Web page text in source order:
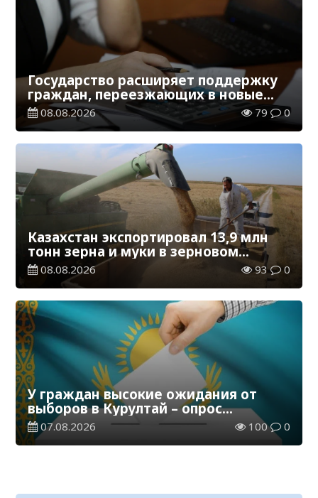
Государство расширяет поддержку
граждан, переезжающих в новые
регионы для работы
08.08.2026 79 0
Казахстан экспортировал 13,9 млн
тонн зерна и муки в зерновом
эквиваленте
08.08.2026 93 0
У граждан высокие ожидания от
выборов в Курултай – опрос
общественного мнения
07.08.2026 100 0